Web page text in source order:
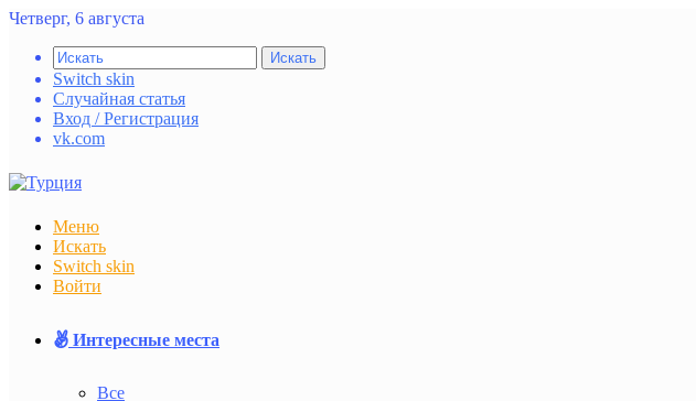
Четверг, 6 августа
Искать
Switch skin
Случайная статья
Вход / Регистрация
vk.com
Меню
Искать
Switch skin
Войти
Интересные места
Все